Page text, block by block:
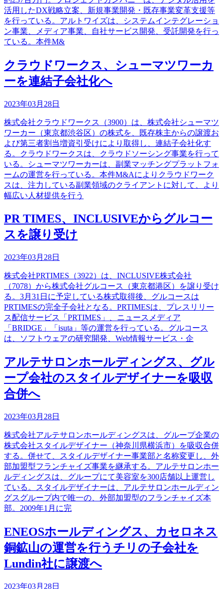
活用したDX戦略立案、新規事業開発・既存事業変革支援等
を行っている。アルトワイズは、システムインテグレーショ
ン事業、メディア事業、自社サービス開発、受託開発を行っ
ている。本件M&
クラウドワークス、シューマツワーカ
ーを連結子会社化へ
2023年03月28日
株式会社クラウドワークス（3900）は、株式会社シューマツ
ワーカー（東京都渋谷区）の株式を、既存株主からの譲渡お
よび第三者割当増資引受けにより取得し、連結子会社化す
る。クラウドワークスは、クラウドソーシング事業を行って
いる。シューマツワーカーは、副業マッチングプラットフォ
ームの運営を行っている。本件M&Aによりクラウドワーク
スは、注力している副業領域のクライアントに対して、より
幅広い人材提供を行う
PR TIMES、INCLUSIVEからグルコー
スを譲り受け
2023年03月28日
株式会社PRTIMES（3922）は、INCLUSIVE株式会社
（7078）から株式会社グルコース（東京都港区）を譲り受け
る。3月31日に予定している株式取得後、グルコースは
PRTIMESの完全子会社となる。PRTIMESは、プレスリリー
ス配信サービス「PRTIMES」、ニュースメディア
「BRIDGE」「isuta」等の運営を行っている。グルコース
は、ソフトウェアの研究開発、Web情報サービス・企
アルテサロンホールディングス、グル
ープ会社のスタイルデザイナーを吸収
合併へ
2023年03月28日
株式会社アルテサロンホールディングスは、グループ企業の
株式会社スタイルデザイナー（神奈川県横浜市）を吸収合併
する。併せて、スタイルデザイナー事業部と名称変更し、外
部加盟型フランチャイズ事業を継承する。アルテサロンホー
ルディングスは、グループにて美容室を300店舗以上運営し
ている。スタイルデザイナーは、アルテサロンホールディン
グスグループ内で唯一の、外部加盟型のフランチャイズ本
部。2009年1月に完
ENEOSホールディングス、カセロネス
銅鉱山の運営を行うチリの子会社を
Lundin社に譲渡へ
2023年03月28日